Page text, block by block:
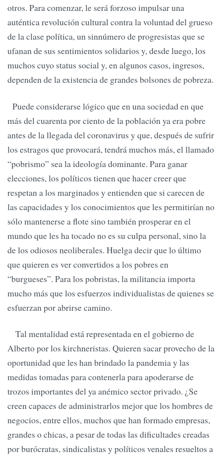
otros. Para comenzar, le será forzoso impulsar una
auténtica revolución cultural contra la voluntad del grueso
de la clase política, un sinnúmero de progresistas que se
ufanan de sus sentimientos solidarios y, desde luego, los
muchos cuyo status social y, en algunos casos, ingresos,
dependen de la existencia de grandes bolsones de pobreza.
Puede considerarse lógico que en una sociedad en que
más del cuarenta por ciento de la población ya era pobre
antes de la llegada del coronavirus y que, después de sufrir
los estragos que provocará, tendrá muchos más, el llamado
“pobrismo” sea la ideología dominante. Para ganar
elecciones, los políticos tienen que hacer creer que
respetan a los marginados y entienden que si carecen de
las capacidades y los conocimientos que les permitirían no
sólo mantenerse a flote sino también prosperar en el
mundo que les ha tocado no es su culpa personal, sino la
de los odiosos neoliberales. Huelga decir que lo último
que quieren es ver convertidos a los pobres en
“burgueses”. Para los pobristas, la militancia importa
mucho más que los esfuerzos individualistas de quienes se
esfuerzan por abrirse camino.
Tal mentalidad está representada en el gobierno de
Alberto por los kirchneristas. Quieren sacar provecho de la
oportunidad que les han brindado la pandemia y las
medidas tomadas para contenerla para apoderarse de
trozos importantes del ya anémico sector privado. ¿Se
creen capaces de administrarlos mejor que los hombres de
negocios, entre ellos, muchos que han formado empresas,
grandes o chicas, a pesar de todas las dificultades creadas
por burócratas, sindicalistas y políticos venales resueltos a